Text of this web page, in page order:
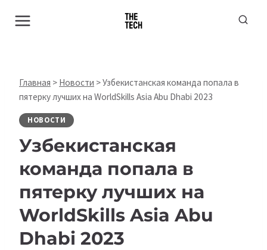
Главная > Новости >Узбекистанская команда попала в
пятерку лучших на WorldSkills Asia Abu Dhabi 2023
НОВОСТИ
Узбекистанская
команда попала в
пятерку лучших на
WorldSkills Asia Abu
Dhabi 2023